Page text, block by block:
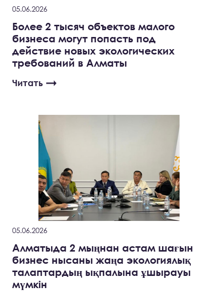
05.06.2026
Более 2 тысяч объектов малого
бизнеса могут попасть под
действие новых экологических
требований в Алматы
Читать
05.06.2026
Алматыда 2 мыңнан астам шағын
бизнес нысаны жаңа экологиялық
талаптардың ықпалына ұшырауы
мүмкін